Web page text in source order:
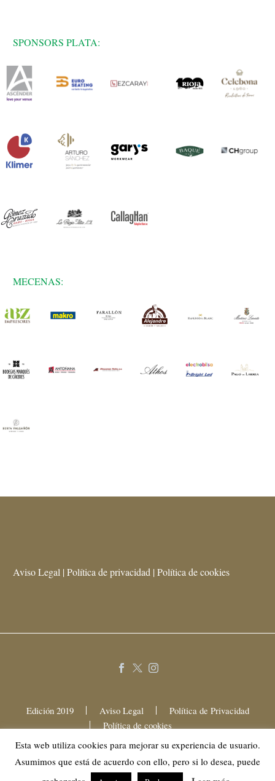
SPONSORS PLATA:
MECENAS:
Aviso Legal | Política de privacidad | Política de cookies
Edición 2019 Aviso Legal
Política de Privacidad
Política de cookies
2025 © Mama Festival Gastronómico
Esta web utiliza cookies para mejorar su experiencia de usuario.
Asumimos que está de acuerdo con ello, pero si lo desea, puede